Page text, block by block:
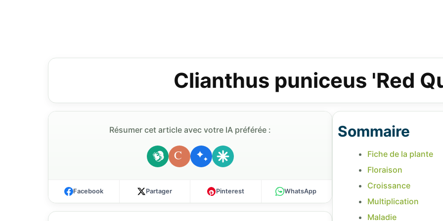
Clianthus puniceus 'Red
Résumer cet article avec votre IA préférée :
C
Facebook Partager Pinterest WhatsApp
Sommaire
Fiche de la plante
Floraison
Croissance
Multiplication
Maladie